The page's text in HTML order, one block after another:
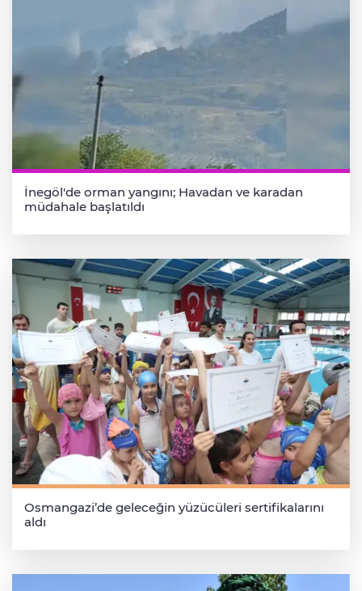
İnegöl'de orman yangını; Havadan ve karadan
müdahale başlatıldı
Osmangazi’de geleceğin yüzücüleri sertifikalarını
aldı